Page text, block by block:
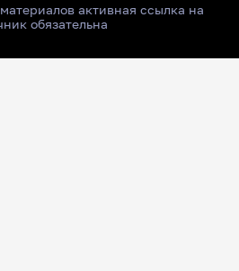
активная ссылка на
обязательна